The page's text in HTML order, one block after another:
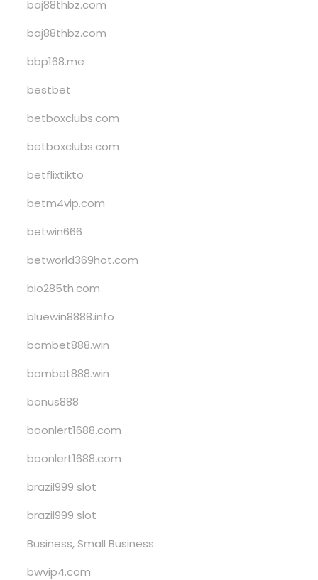
baj88thbz.com
baj88thbz.com
bbp168.me
bestbet
betboxclubs.com
betboxclubs.com
betflixtikto
betm4vip.com
betwin666
betworld369hot.com
bio285th.com
bluewin8888.info
bombet888.win
bombet888.win
bonus888
boonlert1688.com
boonlert1688.com
brazil999 slot
brazil999 slot
Business, Small Business
bwvip4.com